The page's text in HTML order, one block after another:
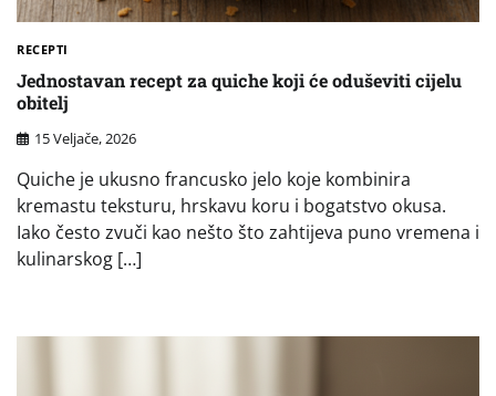
RECEPTI
Jednostavan recept za quiche koji će oduševiti cijelu
obitelj
15 Veljače, 2026
Quiche je ukusno francusko jelo koje kombinira
kremastu teksturu, hrskavu koru i bogatstvo okusa.
Iako često zvuči kao nešto što zahtijeva puno vremena i
kulinarskog […]